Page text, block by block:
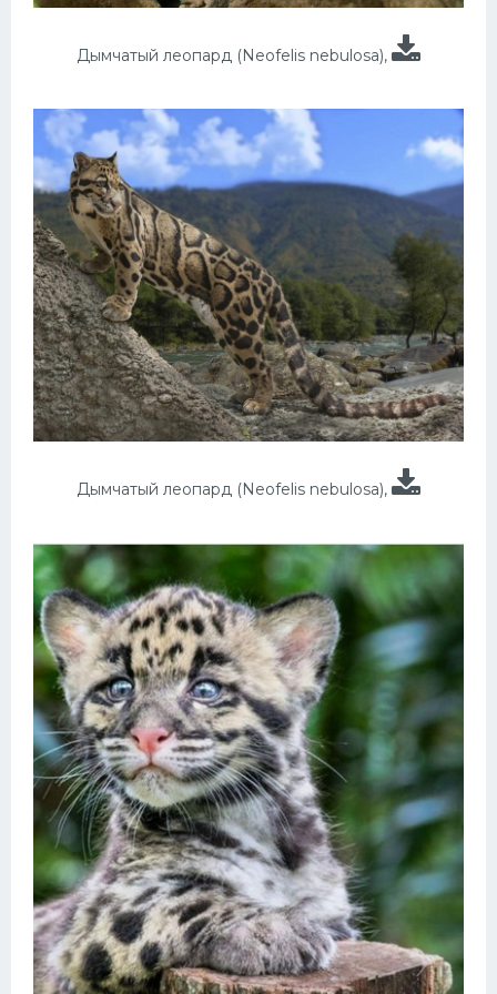
Дымчатый леопард (Neofelis nebulosa),
Дымчатый леопард (Neofelis nebulosa),